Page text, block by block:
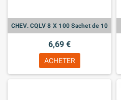
CHEV. CQLV 8 X 100 Sachet de 10
6,69 €
ACHETER